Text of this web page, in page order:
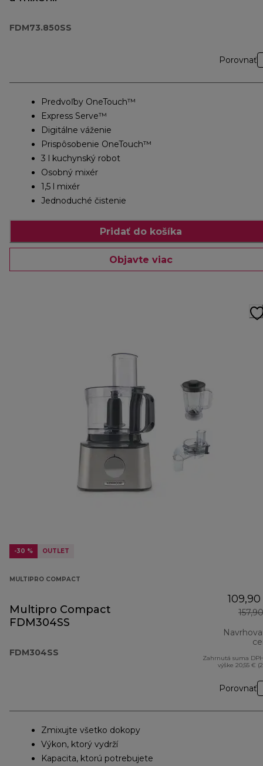
FDM73.850SS
Porovnať
Predvoľby OneTouch™
Express Serve™
Digitálne váženie
Prispôsobenie OneTouch™
3 l kuchynský robot
Osobný mixér
1,5 l mixér
Jednoduché čistenie
Pridať do košíka
Objavte viac
-30 % OUTLET
MULTIPRO COMPACT
Multipro Compact
FDM304SS
FDM304SS
Zahrnutá suma
výške 20,55 €
Porovnať
Zmixujte všetko dokopy
Výkon, ktorý vydrží
Kapacita, ktorú potrebujete